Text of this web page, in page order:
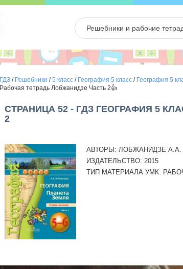
ГДЗ/ Решебники /5 класс/ География 5 класс/ География 5
Рабочая тетрадь Лобжанидзе Часть 2👍
СТРАНИЦА 52 - ГДЗ ГЕОГРАФИЯ 5
2
АВТОРЫ: ЛОБЖАНИДЗЕ А.А.
ИЗДАТЕЛЬСТВО: 2015
ТИП МАТЕРИАЛА УМК: